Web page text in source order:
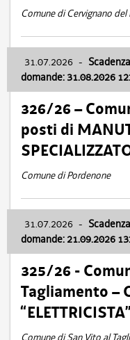
Comune di Cervignano del
31.07.2026 -
domande: 31.08.2026
326/26 –
posti di
Comune di Pordenone
31.07.2026 -
domande: 21.09.2026
325/26 -
Tagliamento –
Comune di San Vito al